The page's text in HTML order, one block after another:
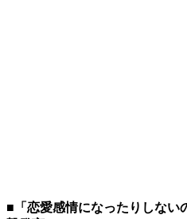
■「恋愛感情になったりしない